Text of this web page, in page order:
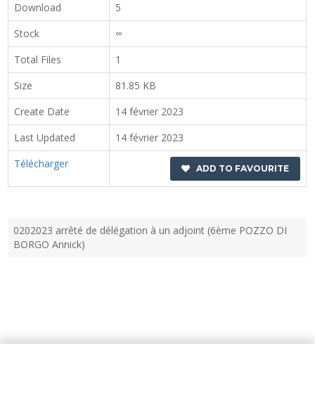
Download
5
Stock
∞
Total Files
1
Size
81.85 KB
Create Date
14 février 2023
Last Updated
14 février 2023
Télécharger
ADD TO FAVOURITE
0202023 arrêté de délégation à un adjoint (6ème POZZO DI
BORGO Annick)